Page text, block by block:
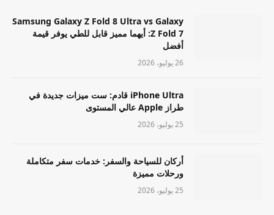
Samsung Galaxy Z Fold 8 Ultra vs Galaxy
Z Fold 7: أيهما مميز قابل للطي يوفر قيمة
أفضل
26 يوليو، 2026
iPhone Ultra قادم: ست ميزات جديدة في
طراز Apple عالي المستوى
25 يوليو، 2026
أركان للسياحة والسفر: خدمات سفر متكاملة
ورحلات مميزة
25 يوليو، 2026